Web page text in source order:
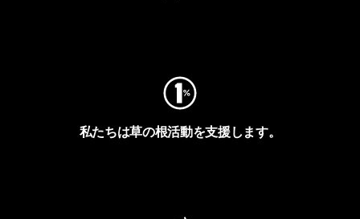
私たちは草の根活動を支援します。